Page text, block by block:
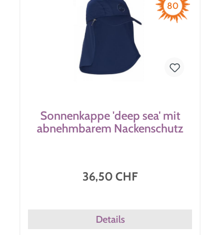
80
Sonnenkappe 'deep sea' mit
abnehmbarem Nackenschutz
36,50 CHF
Details